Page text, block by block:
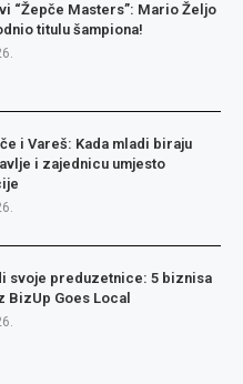
“Žepče Masters”: Mario Željo
titulu šampiona!
i Vareš: Kada mladi biraju
i zajednicu umjesto
svoje preduzetnice: 5 biznisa
BizUp Goes Local